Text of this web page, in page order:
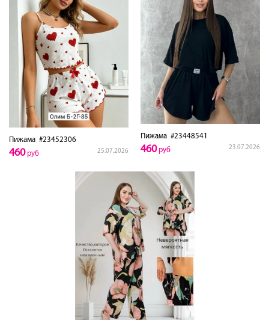
Пижама #23452306
25.07.2026
460руб
Пижама #23448541
23.07.2026
460руб